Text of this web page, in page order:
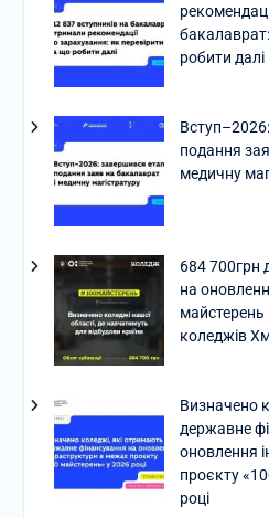
робити далі
подання
медичну
684 700грн
на
майстерень
коледжів
Визначено
державне
оновлення
проєкту
році